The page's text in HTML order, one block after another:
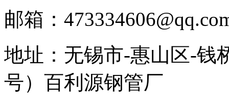
邮箱：
地址：无锡市-惠山区-钱
号）百利源钢管厂